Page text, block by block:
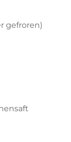
gefroren)